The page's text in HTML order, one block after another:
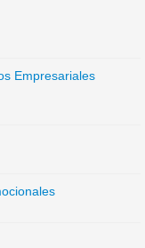
Empresariales